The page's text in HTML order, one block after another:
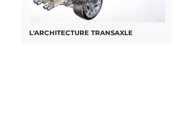
L'ARCHITECTURE TRANSAXLE